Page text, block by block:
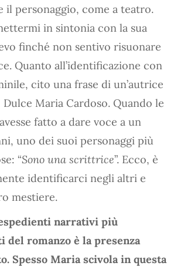
il personaggio, come a teatro.
in sintonia con la sua
finché non sentivo risuonare
Quanto all’identificazione con
cito una frase di un’autrice
Maria Cardoso. Quando le
fatto a dare voce a un
uno dei suoi personaggi più
“Sono una scrittrice”. Ecco, è
identificarci negli altri e
mestiere.
narrativi più
del romanzo è la presenza
Spesso Maria scivola in questa